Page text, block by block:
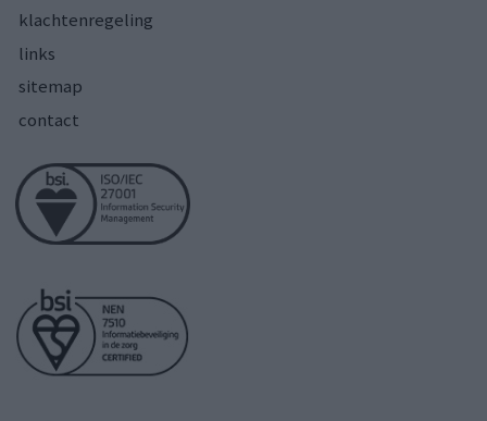
klachtenregeling
links
sitemap
contact